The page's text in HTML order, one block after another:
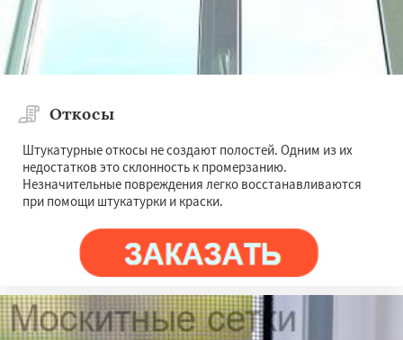
Откосы
Штукатурные откосы не создают полостей. Одним из их
недостатков это склонность к промерзанию.
Незначительные повреждения легко восстанавливаются
при помощи штукатурки и краски.